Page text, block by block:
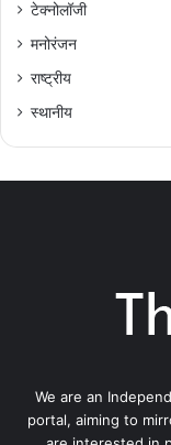
टेक्नोलॉजी
मनोरंजन
राष्ट्रीय
स्थानीय
We are an
portal, aiming to